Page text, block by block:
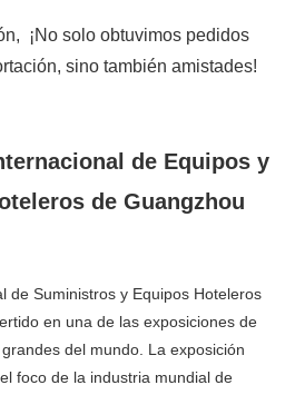
¡No solo obtuvimos pedidos
sino también amistades!
de Equipos y
de Guangzhou
de Suministros y Equipos Hoteleros
en una de las exposiciones de
del mundo. La exposición
foco de la industria mundial de